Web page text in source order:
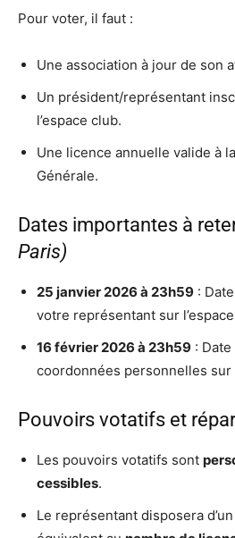
Pour voter, il faut :
Une association à jour de son
Un président/représentant
l’espace club.
Une licence annuelle valide à
Générale.
Dates importantes à
Paris)
25 janvier 2026 à 23h59 :
votre représentant sur
16 février 2026 à 23h59 :
coordonnées personnelles sur
Pouvoirs votatifs et
Les pouvoirs votatifs sont
cessibles.
Le représentant disposera